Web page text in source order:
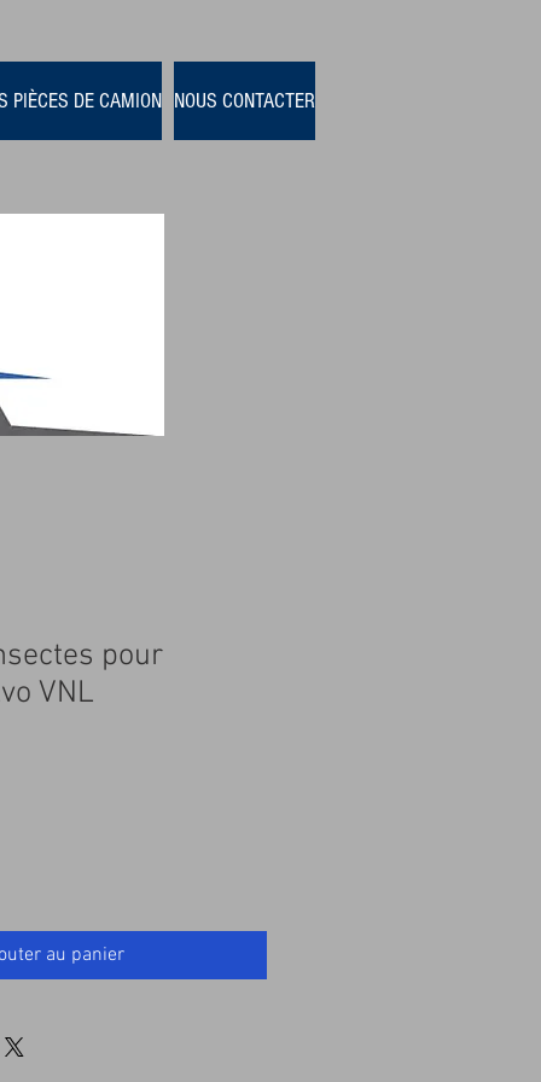
PIÈCES DE CAMION NOUS CONTACTER
pour
VNL
au panier